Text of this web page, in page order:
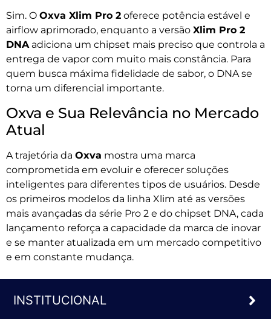
Sim. O Oxva Xlim Pro 2 oferece potência estável e
airflow aprimorado, enquanto a versão Xlim Pro 2
DNAadiciona um chipset mais preciso que controla a
entrega de vapor com muito mais constância. Para
quem busca máxima fidelidade de sabor, o DNA se
torna um diferencial importante.
Oxva e Sua Relevância no Mercado
Atual
A trajetória da Oxva mostra uma marca
comprometida em evoluir e oferecer soluções
inteligentes para diferentes tipos de usuários. Desde
os primeiros modelos da linha Xlim até as versões
mais avançadas da série Pro 2 e do chipset DNA, cada
lançamento reforça a capacidade da marca de inovar
e se manter atualizada em um mercado competitivo
e em constante mudança.
INSTITUCIONAL